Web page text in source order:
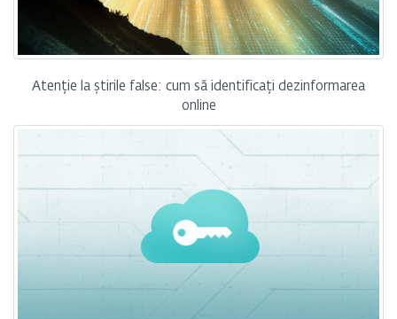
Atenție la știrile false: cum să identificați dezinformarea
online